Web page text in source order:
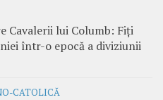
Cavalerii lui Columb: Fiți
într-o epocă a diviziunii
CATOLICĂ